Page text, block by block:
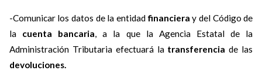
-Comunicar los datos de la entidadfinanciera y del Código de
la cuenta bancaria , a la que la Agencia Estatal de la
Administración Tributaria efectuará la transferencia de las
devoluciones.